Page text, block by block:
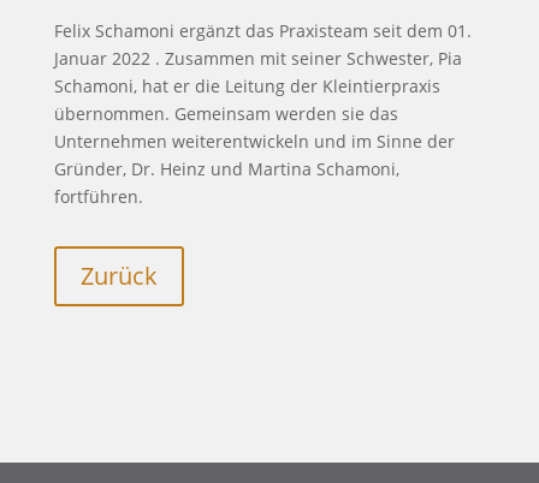
Felix Schamoni ergänzt das Praxisteam seit dem 01.
Januar 2022 . Zusammen mit seiner Schwester, Pia
Schamoni, hat er die Leitung der Kleintierpraxis
übernommen. Gemeinsam werden sie das
Unternehmen weiterentwickeln und im Sinne der
Gründer, Dr. Heinz und Martina Schamoni,
fortführen.
Zurück